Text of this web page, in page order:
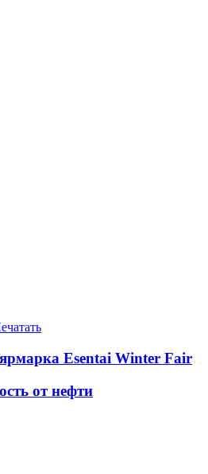
Esentai Winter Fair
от нефти